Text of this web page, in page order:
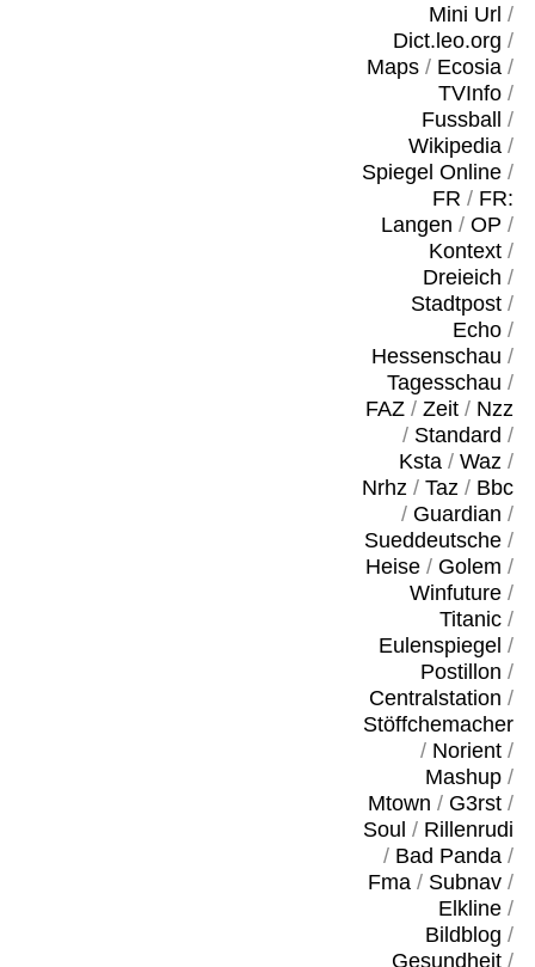
Mini Url /
Dict.leo.org /
Maps/ Ecosia/
TVInfo/
Fussball
/
Wikipedia/
Spiegel Online/
FR / FR:
Langen / OP /
Kontext/
Dreieich /
Stadtpost/
Echo/
Hessenschau /
Tagesschau /
FAZ/ Zeit/ Nzz
/ Standard /
Ksta/ Waz/
Nrhz/ Taz/ Bbc
/ Guardian /
Sueddeutsche/
Heise/ Golem /
Winfuture/
Titanic/
Eulenspiegel /
Postillon /
Centralstation /
Stöffchemacher
/ Norient/
Mashup/
Mtown / G3rst/
Soul / Rillenrudi
/ Bad Panda/
Fma/ Subnav/
Elkline/
Bildblog /
Gesundheit/